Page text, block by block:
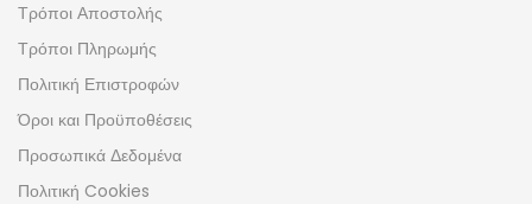
Τρόποι Αποστολής
Τρόποι Πληρωμής
Πολιτική Επιστροφών
Όροι και Προϋποθέσεις
Προσωπικά Δεδομένα
Πολιτική Cookies